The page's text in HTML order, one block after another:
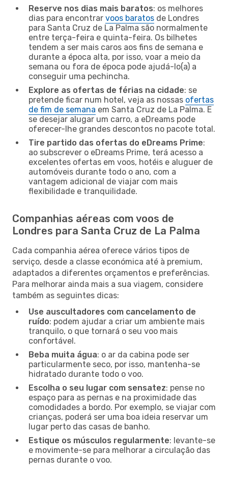
Reserve nos dias mais baratos: os melhores
dias para encontrar voos baratos de Londres
para Santa Cruz de La Palma são normalmente
entre terça-feira e quinta-feira. Os bilhetes
tendem a ser mais caros aos fins de semana e
durante a época alta, por isso, voar a meio da
semana ou fora de época pode ajudá-lo(a) a
conseguir uma pechincha.
Explore as ofertas de férias na cidade: se
pretende ficar num hotel, veja as nossas ofertas
de fim de semana em Santa Cruz de La Palma. E
se desejar alugar um carro, a eDreams pode
oferecer-lhe grandes descontos no pacote total.
Tire partido das ofertas do eDreams Prime:
ao subscrever o eDreams Prime, terá acesso a
excelentes ofertas em voos, hotéis e aluguer de
automóveis durante todo o ano, com a
vantagem adicional de viajar com mais
flexibilidade e tranquilidade.
Companhias aéreas com voos de
Londres para Santa Cruz de La Palma
Cada companhia aérea oferece vários tipos de
serviço, desde a classe económica até à premium,
adaptados a diferentes orçamentos e preferências.
Para melhorar ainda mais a sua viagem, considere
também as seguintes dicas:
Use auscultadores com cancelamento de
ruído: podem ajudar a criar um ambiente mais
tranquilo, o que tornará o seu voo mais
confortável.
Beba muita água: o ar da cabina pode ser
particularmente seco, por isso, mantenha-se
hidratado durante todo o voo.
Escolha o seu lugar com sensatez: pense no
espaço para as pernas e na proximidade das
comodidades a bordo. Por exemplo, se viajar com
crianças, poderá ser uma boa ideia reservar um
lugar perto das casas de banho.
Estique os músculos regularmente: levante-se
e movimente-se para melhorar a circulação das
pernas durante o voo.